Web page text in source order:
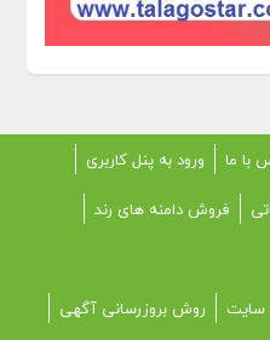
با ما
ورود به پنل کاربری
فروش دامنه های رند
سایت
روش بروزرسانی آگهی